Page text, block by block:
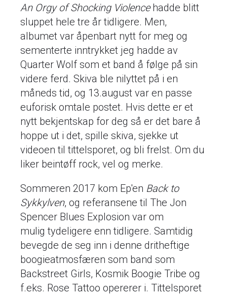
An Orgy of Shocking Violencehadde blitt
sluppet hele tre år tidligere. Men,
albumet var åpenbart nytt for meg og
sementerte inntrykket jeg hadde av
Quarter Wolf som et band å følge på sin
videre ferd. Skiva ble nilyttet på i en
måneds tid, og 13.august var en passe
euforisk omtale postet. Hvis dette er et
nytt bekjentskap for deg så er det bare å
hoppe ut i det, spille skiva, sjekke ut
videoen til tittelsporet, og bli frelst. Om du
liker beintøff rock, vel og merke.
Sommeren 2017 kom Ep'en Back to
Sykkylven, og referansene til The Jon
Spencer Blues Explosion var om
mulig tydeligere enn tidligere. Samtidig
bevegde de seg inn i denne dritheftige
boogieatmosfæren som band som
Backstreet Girls, Kosmik Boogie Tribe og
f.eks. Rose Tattoo opererer i. Tittelsporet